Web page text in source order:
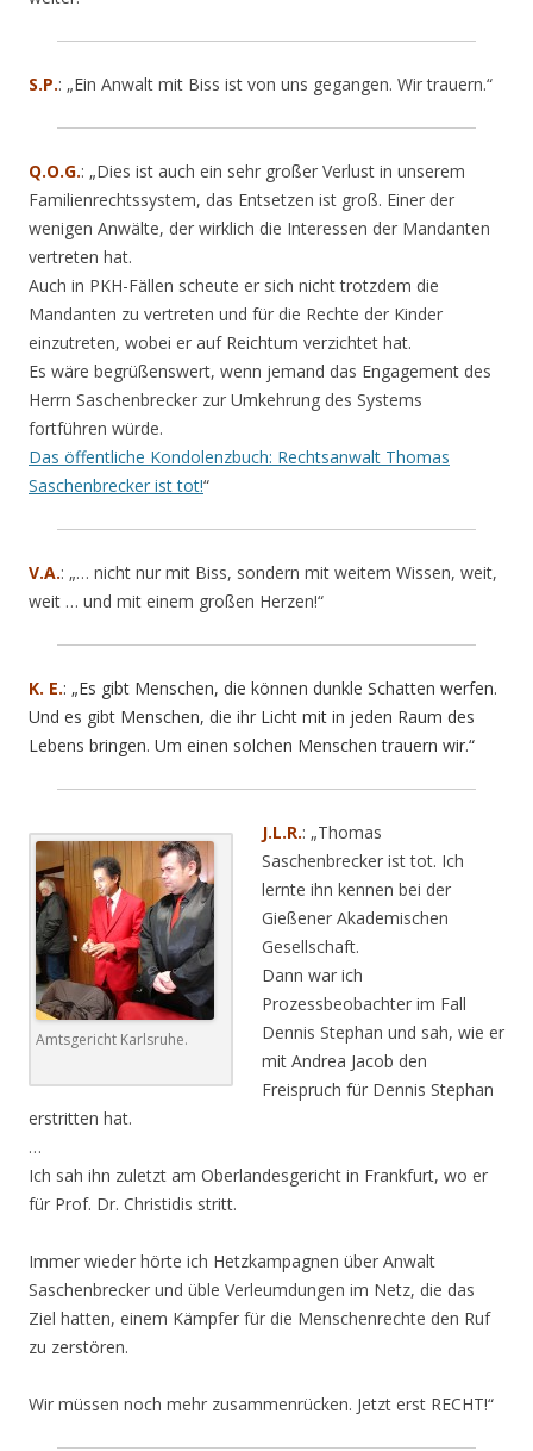
S.P.: „Ein Anwalt mit Biss ist von uns gegangen. Wir trauern.“
Q.O.G.: „Dies ist auch ein sehr großer Verlust in unserem
Familienrechtssystem, das Entsetzen ist groß. Einer der
wenigen Anwälte, der wirklich die Interessen der Mandanten
vertreten hat.
Auch in PKH-Fällen scheute er sich nicht trotzdem die
Mandanten zu vertreten und für die Rechte der Kinder
einzutreten, wobei er auf Reichtum verzichtet hat.
Es wäre begrüßenswert, wenn jemand das Engagement des
Herrn Saschenbrecker zur Umkehrung des Systems
fortführen würde.
Das öffentliche Kondolenzbuch: Rechtsanwalt Thomas
Saschenbrecker ist tot!“
V.A.: „… nicht nur mit Biss, sondern mit weitem Wissen, weit,
weit … und mit einem großen Herzen!“
K. E.: „Es gibt Menschen, die können dunkle Schatten werfen.
Und es gibt Menschen, die ihr Licht mit in jeden Raum des
Lebens bringen. Um einen solchen Menschen trauern wir.“
Amtsgericht Karlsruhe.
J.L.R.: „Thomas
Saschenbrecker ist tot. Ich
lernte ihn kennen bei der
Gießener Akademischen
Gesellschaft.
Dann war ich
Prozessbeobachter im Fall
Dennis Stephan und sah, wie er
mit Andrea Jacob den
Freispruch für Dennis Stephan
erstritten hat.
…
Ich sah ihn zuletzt am Oberlandesgericht in Frankfurt, wo er
für Prof. Dr. Christidis stritt.
Immer wieder hörte ich Hetzkampagnen über Anwalt
Saschenbrecker und üble Verleumdungen im Netz, die das
Ziel hatten, einem Kämpfer für die Menschenrechte den Ruf
zu zerstören.
Wir müssen noch mehr zusammenrücken. Jetzt erst RECHT!“